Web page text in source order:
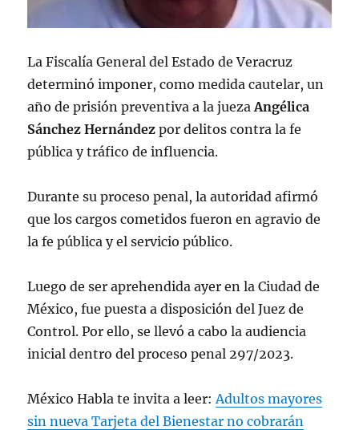
La Fiscalía General del Estado de Veracruz
determinó imponer, como medida cautelar, un
año de prisión preventiva a la juezaAngélica
Sánchez Hernández por delitos contra la fe
pública y tráfico de influencia.
Durante su proceso penal, la autoridad afirmó
que los cargos cometidos fueron en agravio de
la fe pública y el servicio público.
Luego de ser aprehendida ayer en la Ciudad de
México, fue puesta a disposición del Juez de
Control. Por ello, se llevó a cabo la audiencia
inicial dentro del proceso penal 297/2023.
México Habla te invita a leer: Adultos mayores
sin nueva Tarjeta del Bienestar no cobrarán